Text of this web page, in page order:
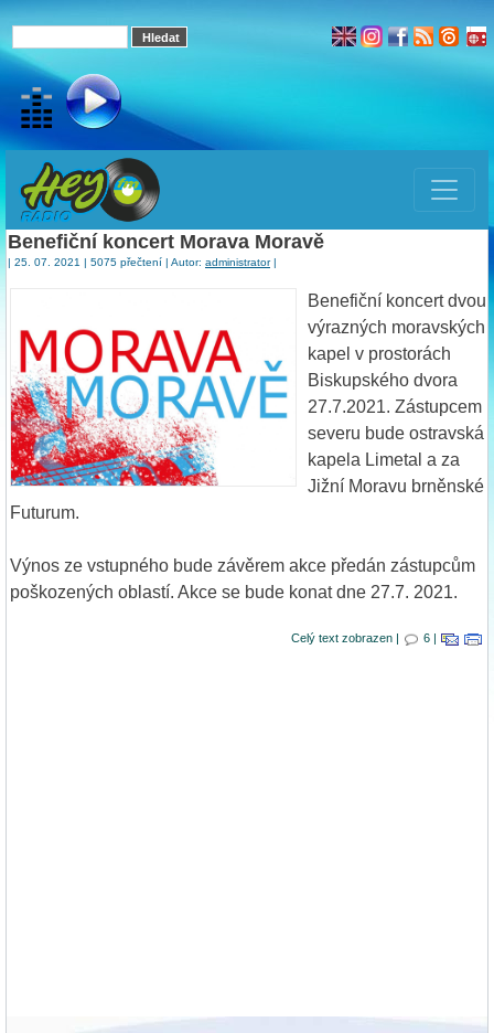
Benefiční koncert Morava Moravě
| 25. 07. 2021 | 5075 přečtení | Autor: administrator|
Benefiční koncert dvou
výrazných moravských
kapel v prostorách
Biskupského dvora
27.7.2021. Zástupcem
severu bude ostravská
kapela Limetal a za
Jižní Moravu brněnské
Futurum.
Výnos ze vstupného bude závěrem akce předán zástupcům
poškozených oblastí. Akce se bude konat dne 27.7. 2021.
Celý text zobrazen | 6 |